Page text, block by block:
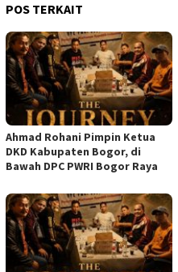
POS TERKAIT
Ahmad Rohani Pimpin Ketua
DKD Kabupaten Bogor, di
Bawah DPC PWRI Bogor Raya